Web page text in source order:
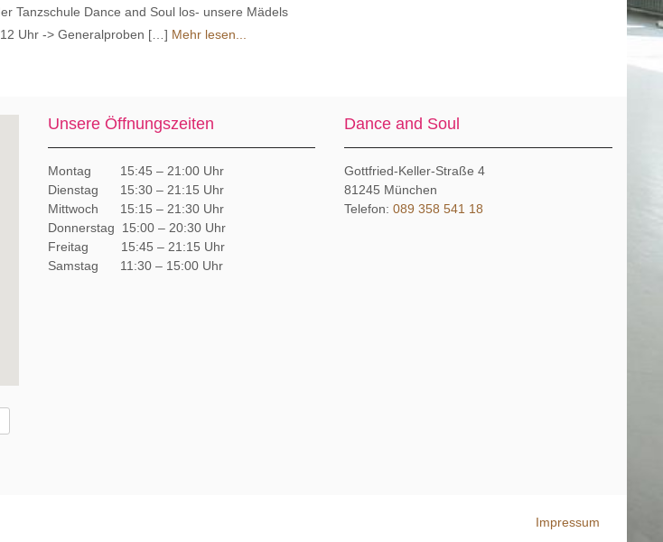
Tanzschule Dance and Soul los- unsere Mädels
Uhr -> Generalproben […] Mehr lesen...
Unsere Öffnungszeiten
Montag 15:45 – 21:00 Uhr
Dienstag 15:30 – 21:15 Uhr
Mittwoch 15:15 – 21:30 Uhr
Donnerstag 15:00 – 20:30 Uhr
Freitag 15:45 – 21:15 Uhr
Samstag 11:30 – 15:00 Uhr
Dance and Soul
Gottfried-Keller-Straße 4
81245 München
Telefon:089 358 541 18
Impressum